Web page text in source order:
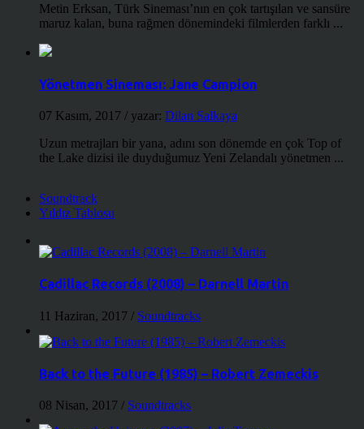
Metin Erksan, Türk Sineması’nın en çok tartışılan ve sansüre
maruz kalan, buna rağmen dönemindeki filmlerden farklı ...
Yönetmen Sineması: Jane Campion
07 Kasım, 2017 / yazar: Dilan Salkaya
Uzun metrajları bir yana, adını son dönemde en çok Top of
the Lake dizisi ile duyduğumuz Yeni Zelandalı yönetmen ...
Soundtrack
Yıldız Tablosu
Cadillac Records (2008) – Darnell Martin
11 Haziran, 2017 / Soundtracks
Back to the Future (1985) – Robert Zemeckis
08 Nisan, 2017 / Soundtracks